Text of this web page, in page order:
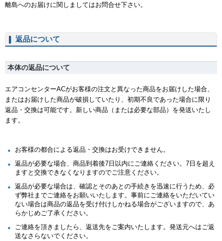
離島へのお届けに関しましてはお問合せ下さい。
返品について
本体の返品について
エアコンセンターACがお客様の注文と異なった商品をお届けした場合、
またはお届けした商品が破損していたり、初期不良であった場合に限り
返品・交換は可能です。新しい商品（または必要な部品）を発送いたし
ます。
お客様の都合による返品・交換はお受けできません。
返品が必要な場合、商品到着後7日以内にご連絡ください。7日を超え
ますと交換できなくなりますのでご注意ください。
返品が必要な場合は、確認とそのあとの手続きを迅速に行うため、必
ず弊社までご連絡をお願いいたします。事前にご連絡をいただいてい
ない場合は商品の返品を受け付けしかねる場合がございますので、あ
らかじめご了承ください。
ご連絡を頂きましたら、返送先をご案内いたします。発送元へはご返
送なさらないでください。